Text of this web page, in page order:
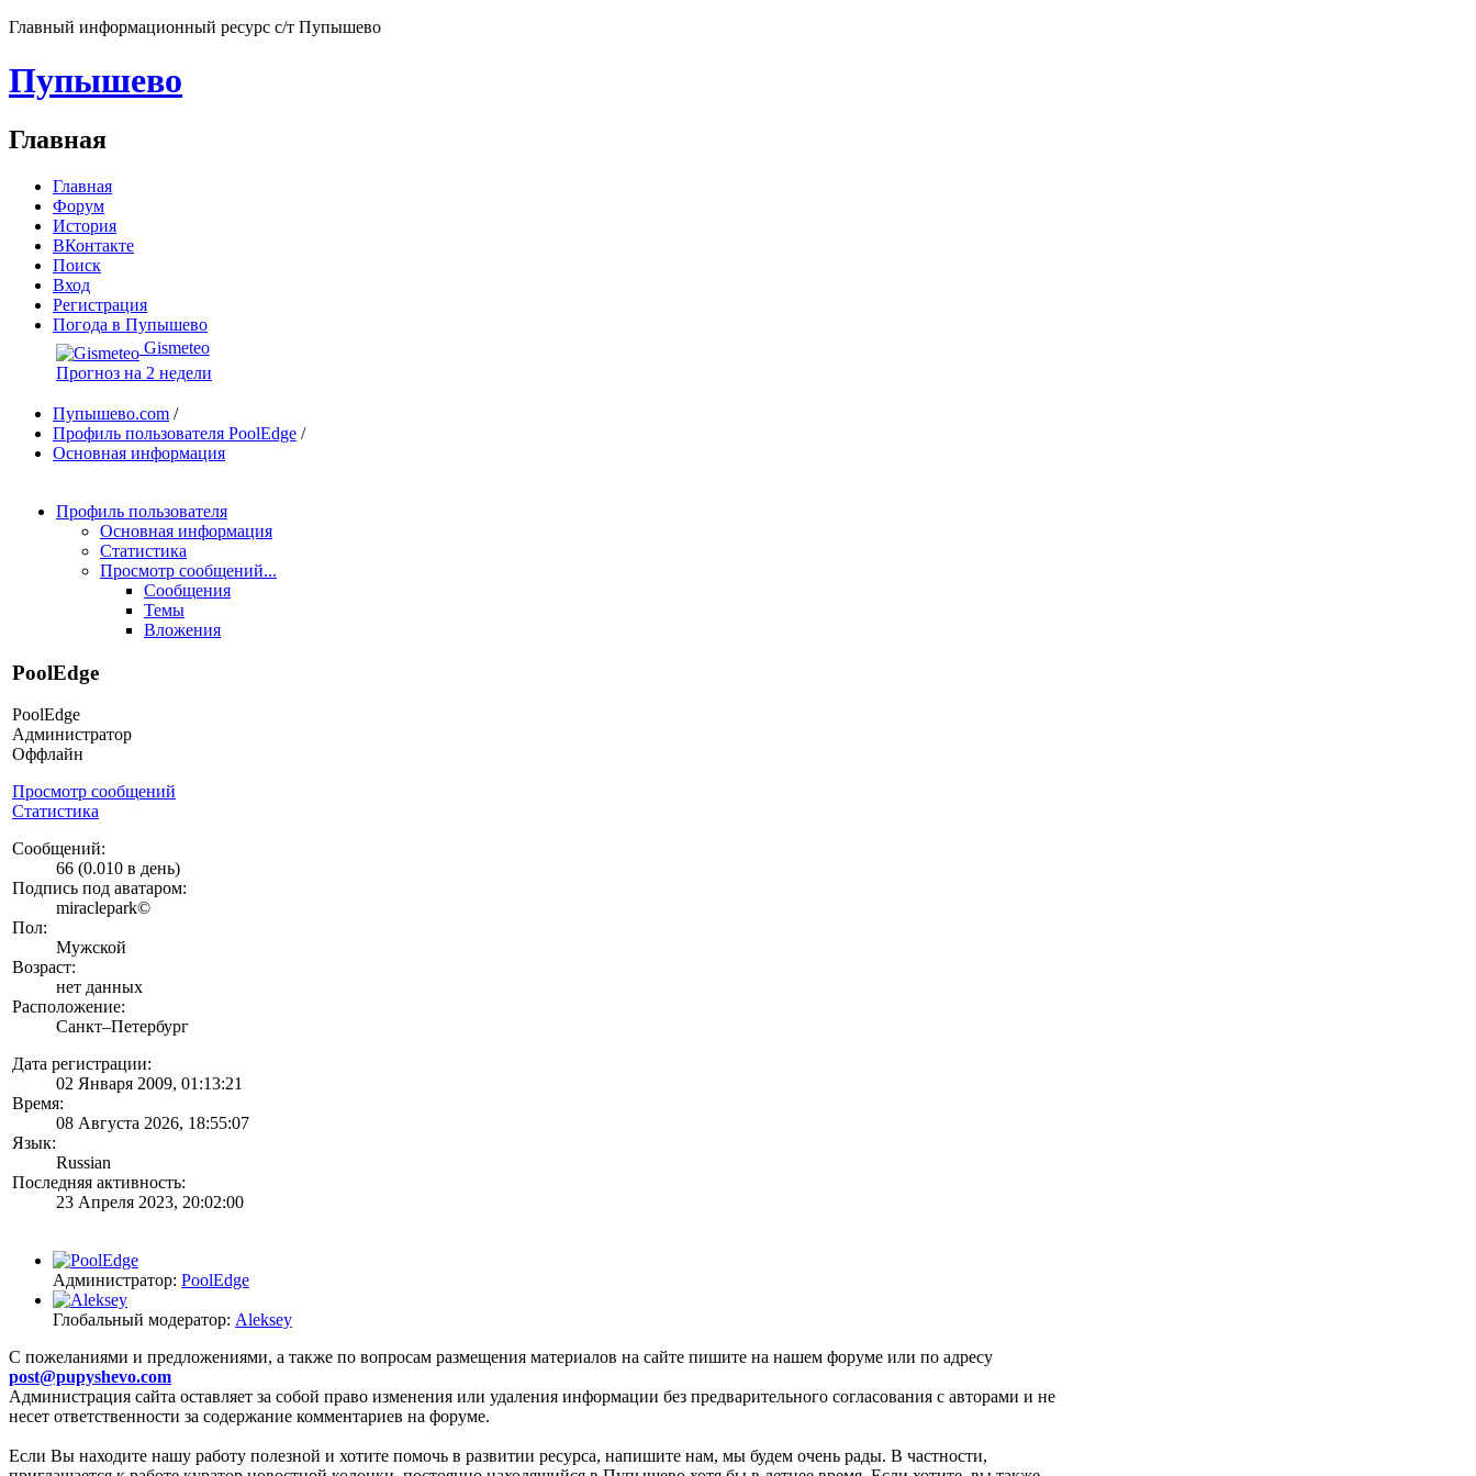
Главный информационный ресурс с/т Пупышево
Пупышево
Главная
Главная
Форум
История
ВКонтакте
Поиск
Вход
Регистрация
Погода в Пупышево
Gismeteo
Прогноз на 2 недели
Пупышево.com /
Профиль пользователя PoolEdge /
Основная информация
Профиль пользователя
Основная информация
Статистика
Просмотр сообщений...
Сообщения
Темы
Вложения
PoolEdge
PoolEdge
Администратор
Оффлайн
Просмотр сообщений
Статистика
Сообщений:
66 (0.010 в день)
Подпись под аватаром:
miraclepark©
Пол:
Мужской
Возраст:
нет данных
Расположение:
Санкт–Петербург
Дата регистрации:
02 Января 2009, 01:13:21
Время:
08 Августа 2026, 18:55:07
Язык:
Russian
Последняя активность:
23 Апреля 2023, 20:02:00
Администратор: PoolEdge
Глобальный модератор: Aleksey
C пожеланиями и предложениями, а также по вопросам размещения материалов на сайте пишите на нашем форуме или по адресу
post@pupyshevo.com
Администрация сайта оставляет за собой право изменения или удаления информации без предварительного согласования с авторами и не
несет ответственности за содержание комментариев на форуме.
Если Вы находите нашу работу полезной и хотите помочь в развитии ресурса, напишите нам, мы будем очень рады. В частности,